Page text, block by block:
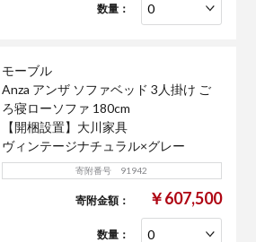
数量：
モーブル
Anza アンザ ソファベッド 3人掛け ご
ろ寝ローソファ 180cm
【開梱設置】大川家具
ヴィンテージナチュラル×グレー
寄附番号 91942
寄附金額： ￥607,500
数量：